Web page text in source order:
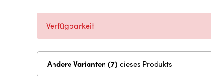
Verfügbarkeit
Andere Varianten (7) dieses Produkts